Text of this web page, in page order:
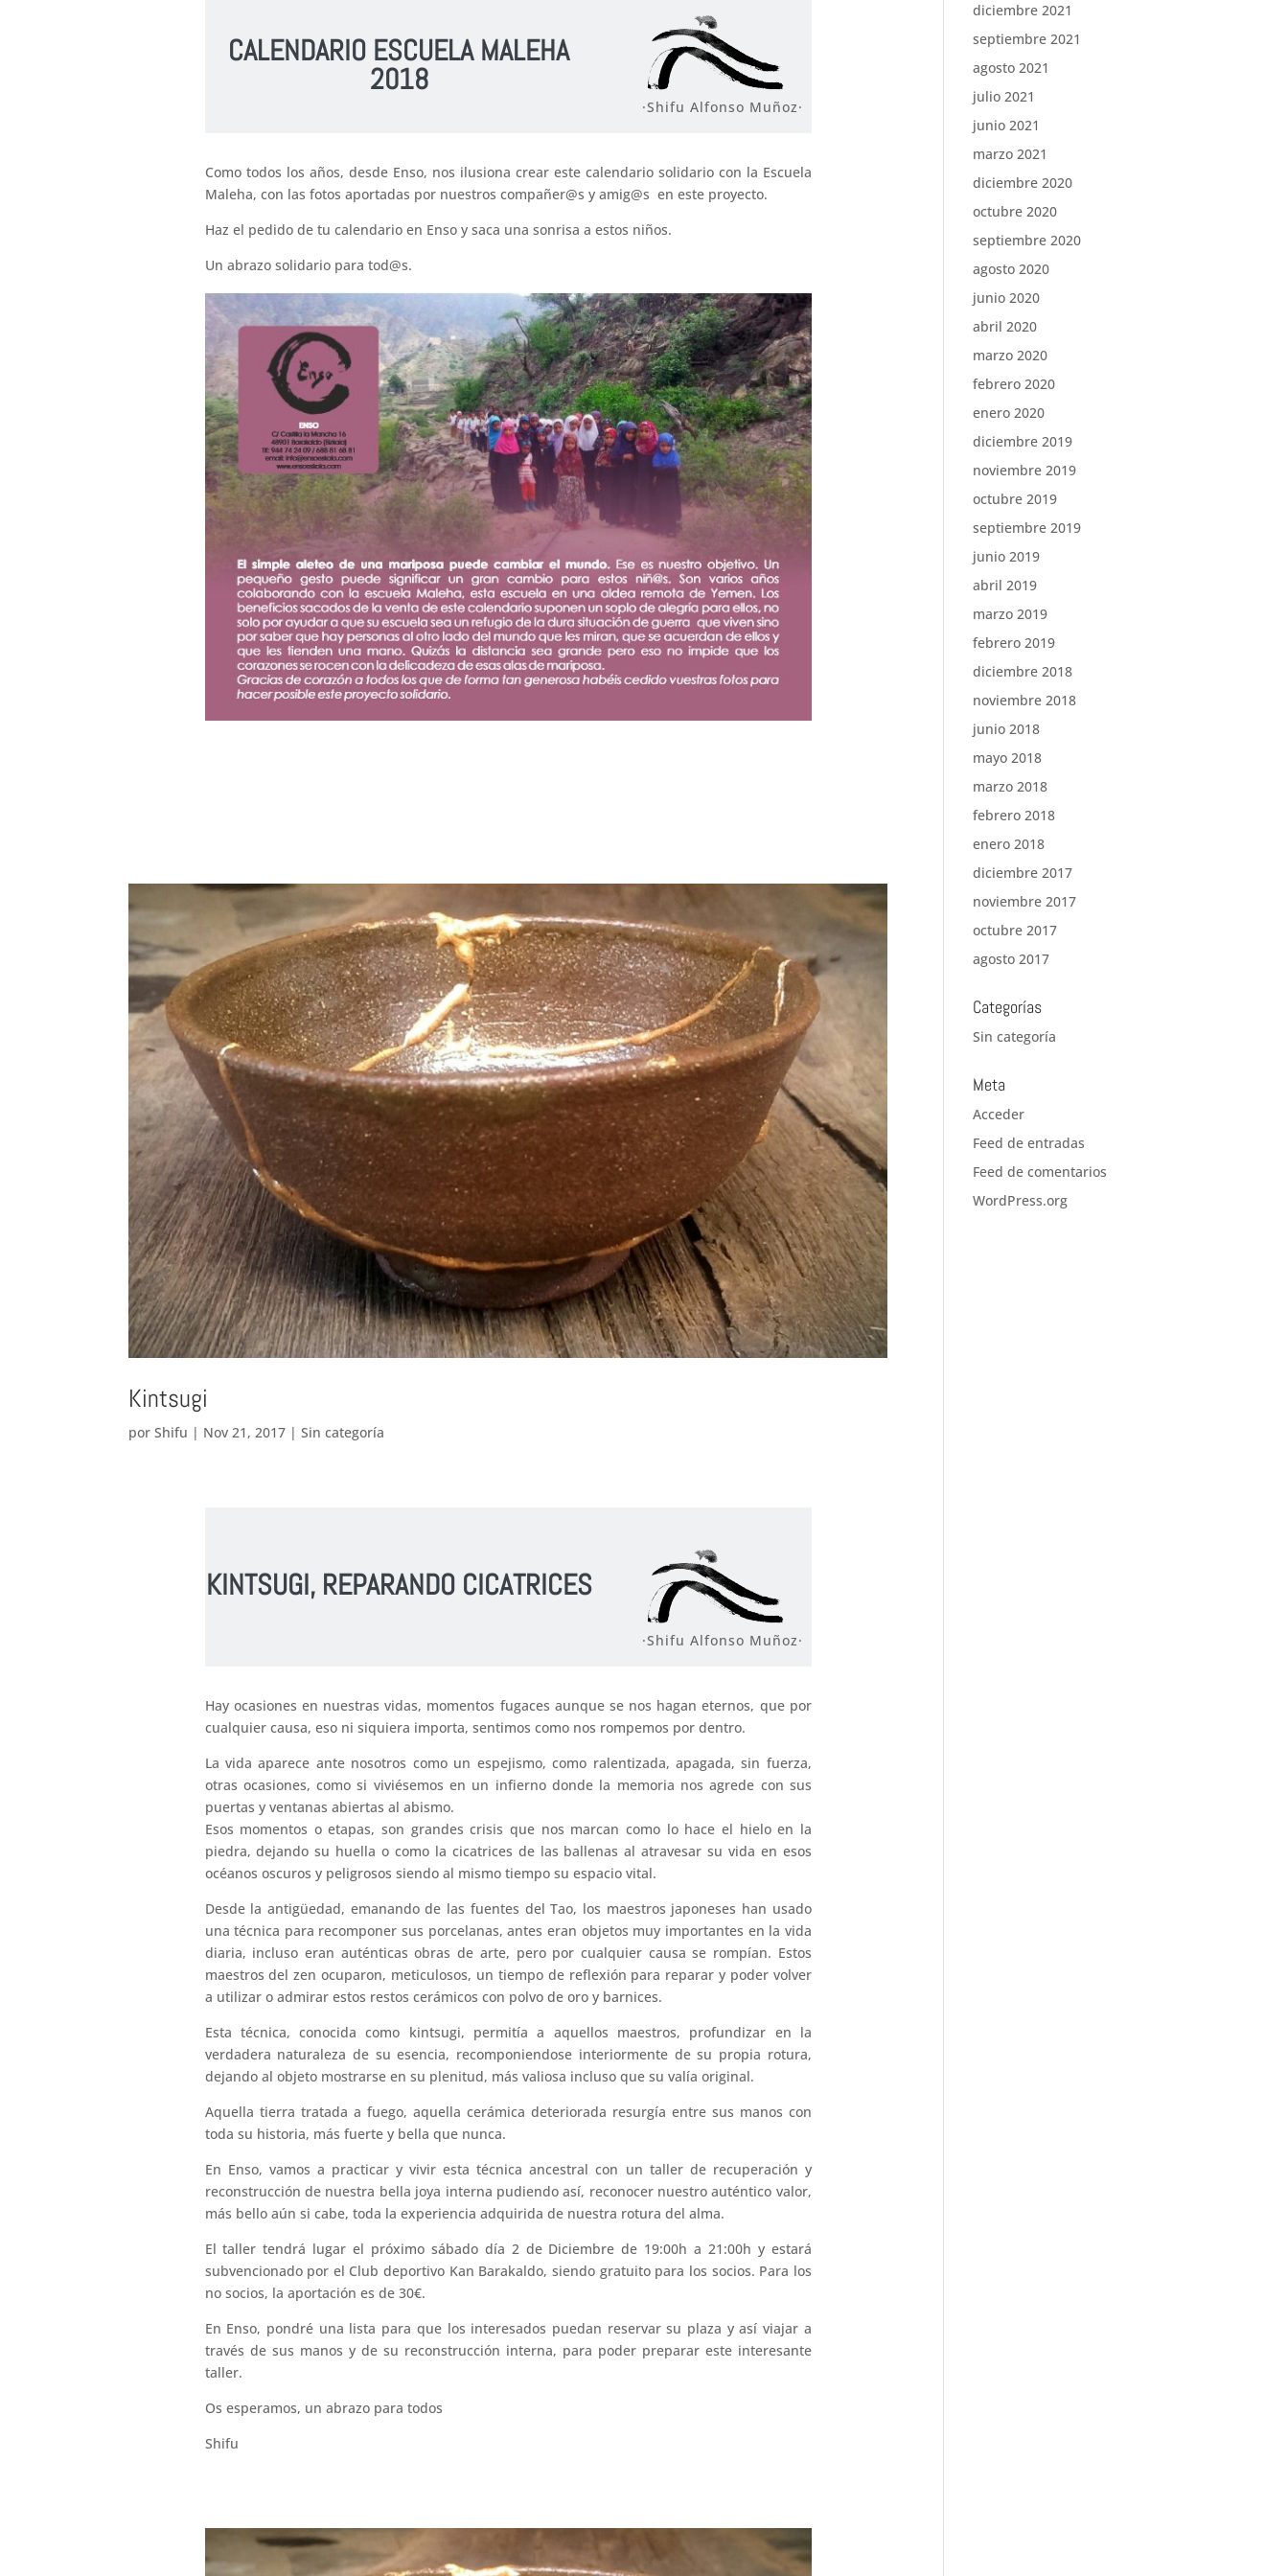
CALENDARIO ESCUELA MALEHA
2018
·Shifu Alfonso Muñoz·
Como todos los años, desde Enso, nos ilusiona crear este calendario solidario con la Escuela
Maleha, con las fotos aportadas por nuestros compañer@s y amig@s en este proyecto.
Haz el pedido de tu calendario en Enso y saca una sonrisa a estos niños.
Un abrazo solidario para tod@s.
Kintsugi
porShifu | Nov 21, 2017 |Sin categoría
KINTSUGI, REPARANDO CICATRICES
·Shifu Alfonso Muñoz·
Hay ocasiones en nuestras vidas, momentos fugaces aunque se nos hagan eternos, que por
cualquier causa, eso ni siquiera importa, sentimos como nos rompemos por dentro.
La vida aparece ante nosotros como un espejismo, como ralentizada, apagada, sin fuerza,
otras ocasiones, como si viviésemos en un infierno donde la memoria nos agrede con sus
puertas y ventanas abiertas al abismo.
Esos momentos o etapas, son grandes crisis que nos marcan como lo hace el hielo en la
piedra, dejando su huella o como la cicatrices de las ballenas al atravesar su vida en esos
océanos oscuros y peligrosos siendo al mismo tiempo su espacio vital.
Desde la antigüedad, emanando de las fuentes del Tao, los maestros japoneses han usado
una técnica para recomponer sus porcelanas, antes eran objetos muy importantes en la vida
diaria, incluso eran auténticas obras de arte, pero por cualquier causa se rompían. Estos
maestros del zen ocuparon, meticulosos, un tiempo de reflexión para reparar y poder volver
a utilizar o admirar estos restos cerámicos con polvo de oro y barnices.
Esta técnica, conocida como kintsugi, permitía a aquellos maestros, profundizar en la
verdadera naturaleza de su esencia, recomponiendose interiormente de su propia rotura,
dejando al objeto mostrarse en su plenitud, más valiosa incluso que su valía original.
Aquella tierra tratada a fuego, aquella cerámica deteriorada resurgía entre sus manos con
toda su historia, más fuerte y bella que nunca.
En Enso, vamos a practicar y vivir esta técnica ancestral con un taller de recuperación y
reconstrucción de nuestra bella joya interna pudiendoasí, reconocer nuestro auténtico valor,
más bello aún si cabe, toda la experiencia adquirida de nuestra rotura del alma.
El taller tendrá lugar el próximo sábado día 2 de Diciembre de 19:00h a 21:00h y estará
subvencionado por el Club deportivo Kan Barakaldo, siendo gratuito para los socios. Para los
no socios, la aportación es de 30€.
En Enso, pondré una lista para que los interesados puedan reservar su plaza y así viajar a
través de sus manos y de su reconstrucción interna, para poder preparar este interesante
taller.
Os esperamos, un abrazo para todos
Shifu
diciembre 2021
septiembre 2021
agosto 2021
julio 2021
junio 2021
marzo 2021
diciembre 2020
octubre 2020
septiembre 2020
agosto 2020
junio 2020
abril 2020
marzo 2020
febrero 2020
enero 2020
diciembre 2019
noviembre 2019
octubre 2019
septiembre 2019
junio 2019
abril 2019
marzo 2019
febrero 2019
diciembre 2018
noviembre 2018
junio 2018
mayo 2018
marzo 2018
febrero 2018
enero 2018
diciembre 2017
noviembre 2017
octubre 2017
agosto 2017
Categorías
Sin categoría
Meta
Acceder
Feed de entradas
Feed de comentarios
WordPress.org